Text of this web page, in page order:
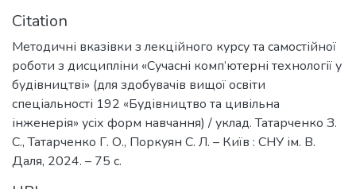
Citation
Методичні вказівки з лекційного курсу та самостійної
роботи з дисципліни «Сучасні комп’ютерні технології у
будівництві» (для здобувачів вищої освіти
спеціальності 192 «Будівництво та цивільна
інженерія» усіх форм навчання) / уклад. Татарченко З.
С., Татарченко Г. О., Поркуян С. Л. – Київ : СНУ ім. В.
Даля, 2024. – 75 с.